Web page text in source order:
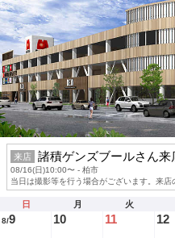
来店 諸積ゲンズブールさん来
08/16(日)10:00〜 - 柏市
当日は撮影等を行う場合がございます。来
日 月 火
8/9 10 11 12